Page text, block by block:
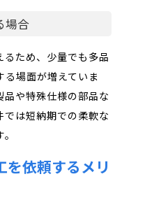
場合
ため、少量でも多品
場面が増えていま
や特殊仕様の部品な
では短納期での柔軟な
を依頼するメリ